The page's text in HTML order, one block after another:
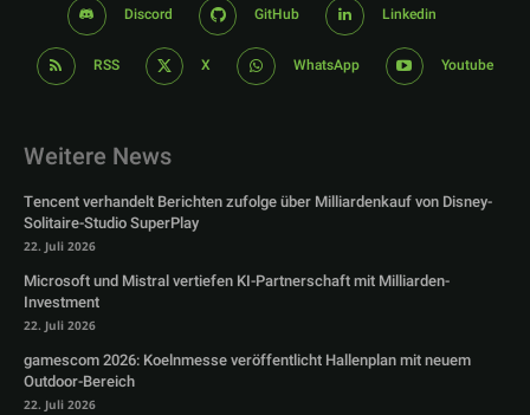
Discord GitHub Linkedin
RSS X WhatsApp Youtube
Weitere News
Tencent verhandelt Berichten zufolge über Milliardenkauf von Disney-
Solitaire-Studio SuperPlay
22. Juli 2026
Microsoft und Mistral vertiefen KI-Partnerschaft mit Milliarden-
Investment
22. Juli 2026
gamescom 2026: Koelnmesse veröffentlicht Hallenplan mit neuem
Outdoor-Bereich
22. Juli 2026